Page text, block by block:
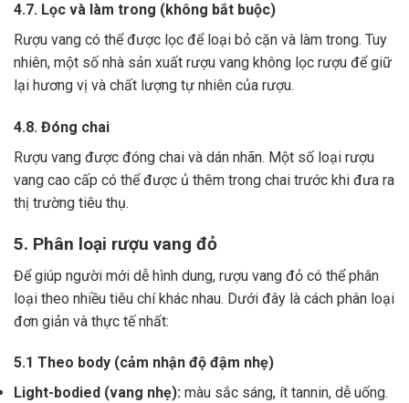
4.7. Lọc và làm trong (không bắt buộc)
Rượu vang có thể được lọc để loại bỏ cặn và làm trong. Tuy
nhiên, một số nhà sản xuất rượu vang không lọc rượu để giữ
lại hương vị và chất lượng tự nhiên của rượu.
4.8. Đóng chai
Rượu vang được đóng chai và dán nhãn. Một số loại rượu
vang cao cấp có thể được ủ thêm trong chai trước khi đưa ra
thị trường tiêu thụ.
5. Phân loại rượu vang đỏ
Để giúp người mới dễ hình dung, rượu vang đỏ có thể phân
loại theo nhiều tiêu chí khác nhau. Dưới đây là cách phân loại
đơn giản và thực tế nhất:
5.1 Theo body (cảm nhận độ đậm nhẹ)
Light-bodied (vang nhẹ): màu sắc sáng, ít tannin, dễ uống.